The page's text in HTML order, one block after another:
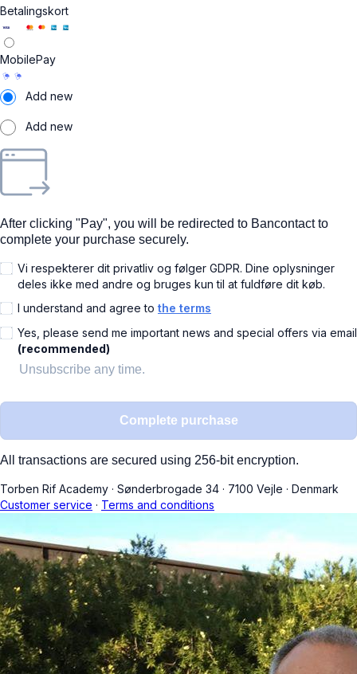
Betalingskort
MobilePay
Add new
Add new
After clicking "Pay", you will be redirected to Bancontact to
complete your purchase securely.
Vi respekterer dit privatliv og følger GDPR. Dine oplysninger
deles ikke med andre og bruges kun til at fuldføre dit køb.
I understand and agree to the terms
Yes, please send me important news and special offers via email
(recommended)
Unsubscribe any time.
Complete purchase
All transactions are secured using 256-bit encryption.
Torben Rif Academy · Sønderbrogade 34 · 7100 Vejle · Denmark
Customer service · Terms and conditions